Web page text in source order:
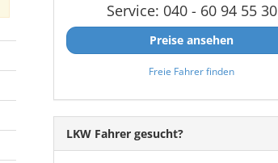
Service: 040 - 60 94 55 30
Preise ansehen
Freie Fahrer finden
LKW Fahrer gesucht?